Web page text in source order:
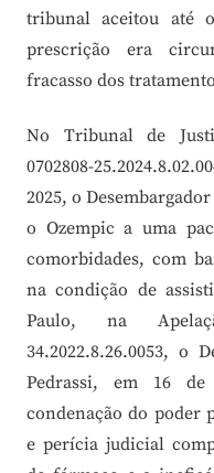
tribunal aceitou até
prescrição era
fracasso dos
No Tribunal de
0702808-
2025, o
o Ozempic a uma
comorbidades, com
na condição de
Paulo, na
34.2022.8.26.0053, o
Pedrassi, em 16
condenação do poder
e perícia judicial